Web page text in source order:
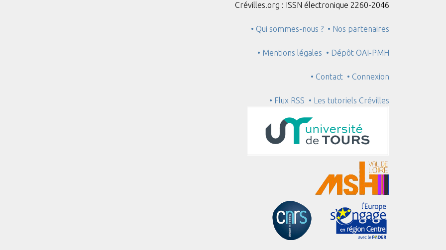
Crévilles.org : ISSN électronique 2260-2046
• Qui sommes-nous ? • Nos partenaires
• Mentions légales • Dépôt OAI-PMH
• Contact • Connexion
• Flux RSS • Les tutoriels Crévilles